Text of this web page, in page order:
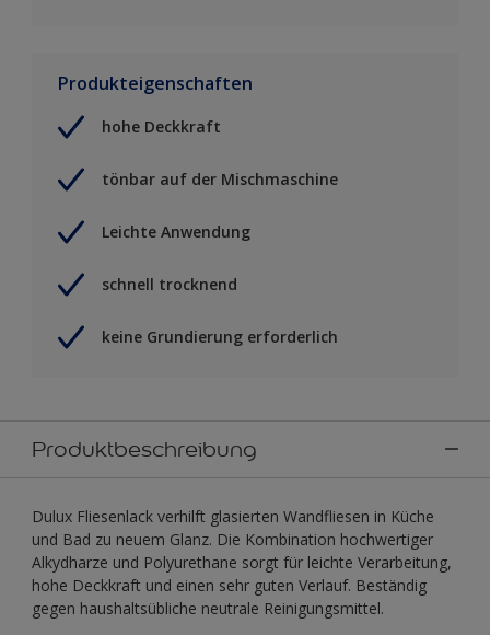
Produkteigenschaften
hohe Deckkraft
tönbar auf der Mischmaschine
Leichte Anwendung
schnell trocknend
keine Grundierung erforderlich
Produktbeschreibung
Dulux Fliesenlack verhilft glasierten Wandfliesen in Küche
und Bad zu neuem Glanz. Die Kombination hochwertiger
Alkydharze und Polyurethane sorgt für leichte Verarbeitung,
hohe Deckkraft und einen sehr guten Verlauf. Beständig
gegen haushaltsübliche neutrale Reinigungsmittel.